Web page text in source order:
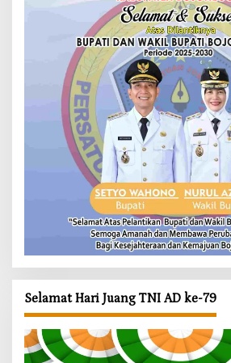
Selamat Hari Juang TNI AD ke-79